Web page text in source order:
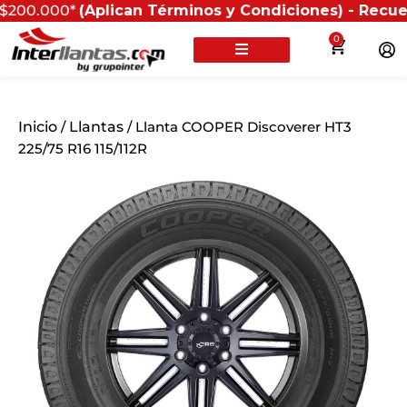
(Aplican Términos y Condiciones) - Recuerda
0
Inicio / Llantas / Llanta COOPER Discoverer HT3
225/75 R16 115/112R